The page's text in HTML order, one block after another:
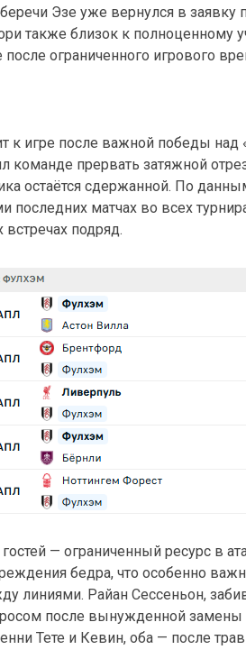
Эзе уже вернулся в заявку
также близок к полноценному
после ограниченного игрового
к игре после важной победы над
команде прервать затяжной
остаётся сдержанной. По
последних матчах во всех
встречах подряд.
— ограниченный ресурс в
бедра, что особенно
линиями. Райан Сессеньон,
после вынужденной
Тете и Кевин, оба — после